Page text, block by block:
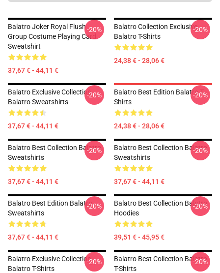
Balatro Joker Royal Flush
Group Costume Playing Card
Sweatshirt
37,67 € - 44,11 €
-20%
Balatro Collection Exclusive
Balatro T-Shirts
24,38 € - 28,06 €
-20%
Balatro Exclusive Collection
Balatro Sweatshirts
37,67 € - 44,11 €
-20%
Balatro Best Edition Balatro T-
Shirts
24,38 € - 28,06 €
-20%
Balatro Best Collection Balatro
Sweatshirts
37,67 € - 44,11 €
-20%
Balatro Best Collection Balatro
Sweatshirts
37,67 € - 44,11 €
-20%
Balatro Best Edition Balatro
Sweatshirts
37,67 € - 44,11 €
-20%
Balatro Best Collection Balatro
Hoodies
39,51 € - 45,95 €
-20%
Balatro Exclusive Collection
Balatro T-Shirts
-20%
Balatro Best Collection Balatro
T-Shirts
-20%